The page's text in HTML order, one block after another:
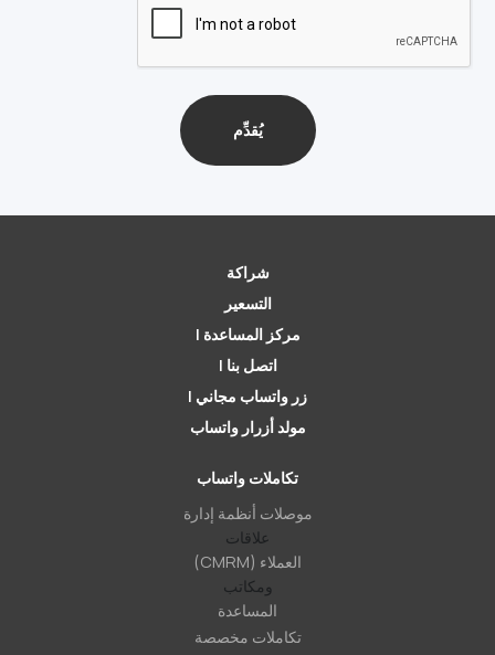
شراكة
التسعير
مركز المساعدة |
اتصل بنا |
زر واتساب مجاني |
مولد أزرار واتساب
تكاملات واتساب
موصلات أنظمة إدارة
علاقات
العملاء (CMRM)
ومكاتب
المساعدة
تكاملات مخصصة